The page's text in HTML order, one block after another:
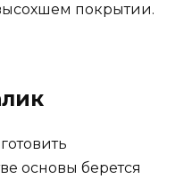
покрытии.
основы берется